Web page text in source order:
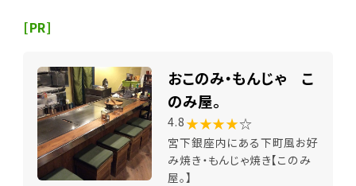
[PR]
おこのみ・もんじゃ こ
のみ屋。
4.8 ★★★★☆
宮下銀座内にある下町風お好
み焼き・もんじゃ焼き【このみ
屋。】